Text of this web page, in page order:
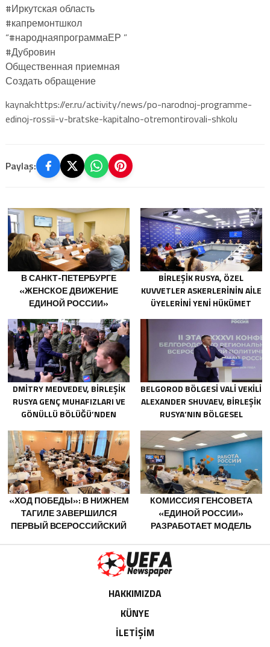
#Иркутская область
#капремонтшкол
“#народнаяпрограммаЕР ”
#Дубровин
Общественная приемная
Создать обращение
kaynak:https://er.ru/activity/news/po-narodnoj-programme-
edinoj-rossii-v-bratske-kapitalno-otremontirovali-shkolu
Paylaş:
В САНКТ-ПЕТЕРБУРГЕ
«ЖЕНСКОЕ ДВИЖЕНИЕ
ЕДИНОЙ РОССИИ»
ПРЕДЛОЖЕНИЯ ПО
РАЗВИТИЮ ГОРОДСКИХ
ПРОГРАММ ПОДДЕРЖКИ
ЖЕНЩИН
BIRLEŞIK RUSYA, ÖZEL
KUVVETLER ASKERLERININ AILE
ÜYELERINI YENI HÜKÜMET
DMITRY MEDVEDEV, BIRLEŞIK
RUSYA GENÇ MUHAFIZLARI VE
GÖNÜLLÜ BÖLÜĞÜ’NDEN
HATLARINA KADAR EŞLIK ETTI
BELGOROD BÖLGESI VALI VEKILI
ALEXANDER SHUVAEV, BIRLEŞIK
RUSYA’NIN BÖLGESEL
SEÇILDI
«ХОД ПОБЕДЫ»: В НИЖНЕМ
ТАГИЛЕ ЗАВЕРШИЛСЯ
ПЕРВЫЙ ВСЕРОССИЙСКИЙ
«ШАХМАТЫ ДЛЯ СВОИХ»
КОМИССИЯ ГЕНСОВЕТА
«ЕДИНОЙ РОССИИ»
РАЗРАБОТАЕТ МОДЕЛЬ
ЛЮДЕЙ С ИНВАЛИДНОСТЬЮ
С УЧЁТОМ ОПЫТА
HAKKIMIZDA
KÜNYE
İLETİŞİM